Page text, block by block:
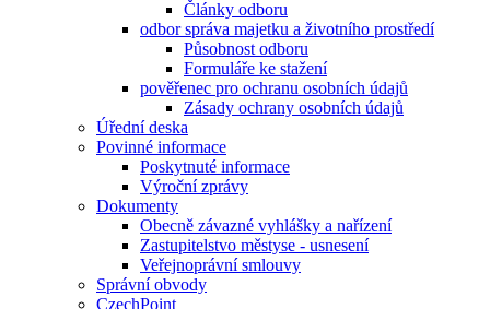
Články odboru
odbor správa majetku a životního prostředí
Působnost odboru
Formuláře ke stažení
pověřenec pro ochranu osobních údajů
Zásady ochrany osobních údajů
Úřední deska
Povinné informace
Poskytnuté informace
Výroční zprávy
Dokumenty
Obecně závazné vyhlášky a nařízení
Zastupitelstvo městyse - usnesení
Veřejnoprávní smlouvy
Správní obvody
CzechPoint